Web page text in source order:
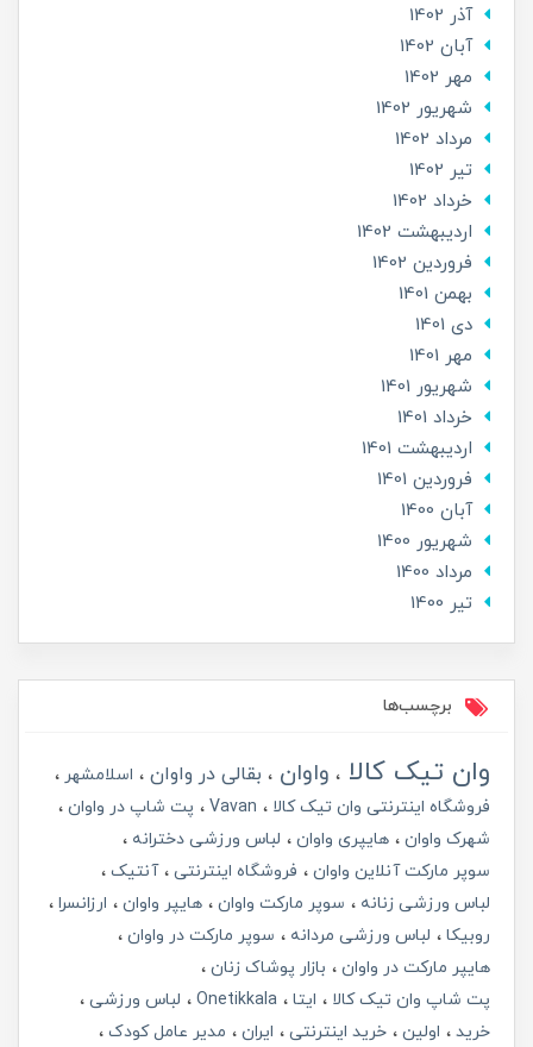
آذر 1402
آبان 1402
مهر 1402
شهریور 1402
مرداد 1402
تير 1402
خرداد 1402
ارديبهشت 1402
فروردین 1402
بهمن 1401
دی 1401
مهر 1401
شهریور 1401
خرداد 1401
ارديبهشت 1401
فروردین 1401
آبان 1400
شهریور 1400
مرداد 1400
تير 1400
برچسب‌ها
وان تیک کالا واوان بقالی در واوان
اسلامشهر
فروشگاه اینترنتی وان تیک کالا
Vavan
پت شاپ در واوان
شهرک واوان
هایپری واوان
لباس ورزشی دخترانه
سوپر مارکت آنلاین واوان
فروشگاه اینترنتی
آنتیک
لباس ورزشی زنانه
سوپر مارکت واوان هایپر واوان
ارزانسرا
روبیکا
لباس ورزشی مردانه
سوپر مارکت در واوان
هایپر مارکت در واوان
بازار پوشاک زنان
پت شاپ وان تیک کالا
ایتا Onetikkala
لباس ورزشی
خرید
اولین خرید اینترنتی ایران
مدیر عامل کودک